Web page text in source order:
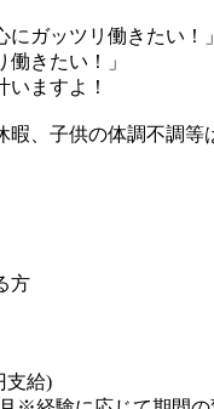
ガッツリ働きたい！」
きたい！」
ますよ！
暇、子供の体調不調等
方
支給)